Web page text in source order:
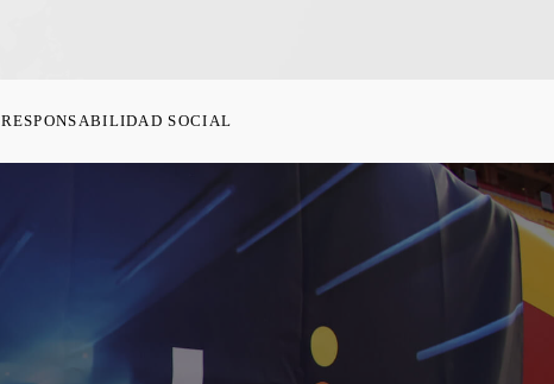
RESPONSABILIDAD SOCIAL